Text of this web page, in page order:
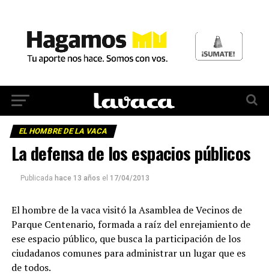
EL HOMBRE DE LA VACA
La defensa de los espacios públicos
Publicada hace 13 años el 17/04/2013
El hombre de la vaca visitó la Asamblea de Vecinos de
Parque Centenario, formada a raíz del enrejamiento de
ese espacio público, que busca la participación de los
ciudadanos comunes para administrar un lugar que es
de todos.